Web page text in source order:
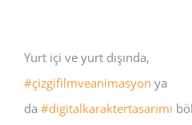
Yurt içi ve yurt dışında,
#çizgifilmveanimasyon ya
da #digitalkaraktertasarımı